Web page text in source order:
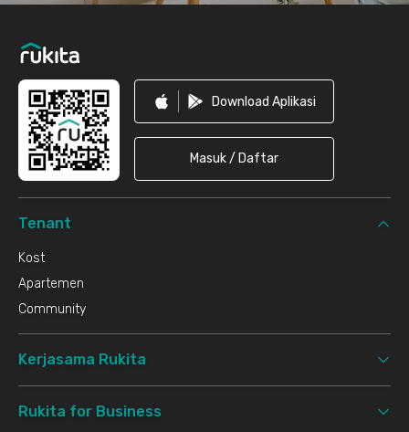
Download Aplikasi
Masuk / Daftar
Tenant
Kost
Apartemen
Community
Kerjasama Rukita
Rukita for Business